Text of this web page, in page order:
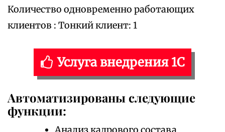
Количество одновременно работающих
клиентов : Тонкий клиент: 1
Услуга внедрения 1С
Автоматизированы следующие
функции: